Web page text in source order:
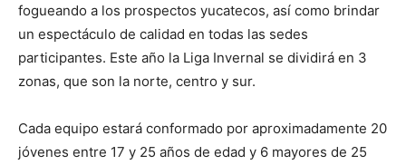
fogueando a los prospectos yucatecos, así como brindar
un espectáculo de calidad en todas las sedes
participantes. Este año la Liga Invernal se dividirá en 3
zonas, que son la norte, centro y sur.
Cada equipo estará conformado por aproximadamente 20
jóvenes entre 17 y 25 años de edad y 6 mayores de 25